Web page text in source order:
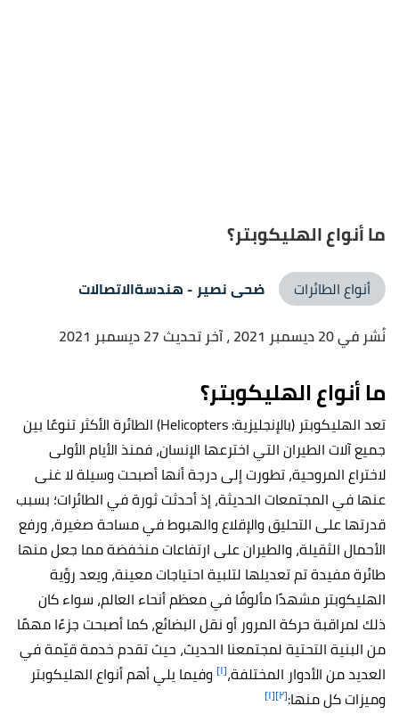
ما أنواع الهليكوبتر؟
أنواع الطائرات ضحى نصير- هندسةالاتصالات
نُشر في 20 ديسمبر 2021
، آخر تحديث 27 ديسمبر 2021
ما أنواع الهليكوبتر؟
تعد الهليكوبتر (بالإنجليزية: Helicopters) الطائرة الأكثر تنوعًا بين
جميع آلات الطيران التي اخترعها الإنسان، فمنذ الأيام الأولى
لاختراع المروحية، تطورت إلى درجة أنها أصبحت وسيلة لا غنى
عنها في المجتمعات الحديثة، إذ أحدثت ثورة في الطائرات؛ بسبب
قدرتها على التحليق والإقلاع والهبوط في مساحة صغيرة، ورفع
الأحمال الثقيلة، والطيران على ارتفاعات منخفضة مما جعل منها
طائرة مفيدة تم تعديلها لتلبية احتياجات معينة، ويعد رؤية
الهليكوبتر مشهدًا مألوفًا في معظم أنحاء العالم، سواء كان
ذلك لمراقبة حركة المرور أو نقل البضائع، كما أصبحت جزءًا مهمًا
من البنية التحتية لمجتمعنا الحديث، حيث تقدم خدمة قيّمة في
العديد من الأدوار المختلفة،[١] وفيما يلي أهم أنواع الهليكوبتر
وميزات كل منها:[٢] [١]